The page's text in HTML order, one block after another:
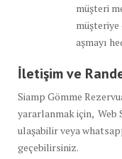
müşteri
aşmayı
İletişim ve
Siamp Gömme
yararlanmak için, Web
ulaşabilir veya
geçebilirsiniz.